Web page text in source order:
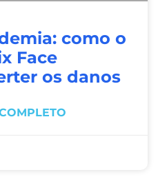
como o
Face
os danos